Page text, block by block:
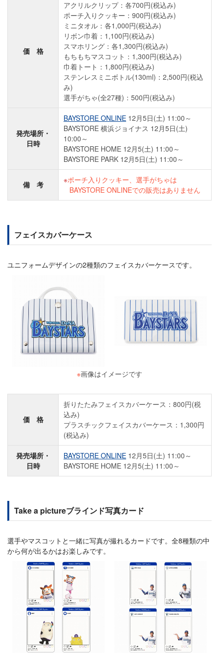
価 格
アクリルクリップ：各700円(税込み)
ポーチ入りクッキー：900円(税込み)
ミニタオル：各1,000円(税込み)
リボン巾着：1,100円(税込み)
スマホリング：各1,300円(税込み)
もちもちマスコット：1,300円(税込み)
巾着トート：1,800円(税込み)
ステンレスミニボトル(130ml)：2,500円(税込
み)
選手がちゃ(全27種)：500円(税込み)
発売場所・
日時
BAYSTORE ONLINE 12月5日(土) 11:00～
BAYSTORE 横浜ジョイナス 12月5日(土)
10:00～
BAYSTORE HOME 12月5(土) 11:00～
BAYSTORE PARK 12月5日(土) 11:00～
備 考
ポーチ入りクッキー、選手がちゃは
BAYSTORE ONLINEでの販売はありません
フェイスカバーケース
ユニフォームデザインの2種類のフェイスカバーケースです。
※画像はイメージです
価 格
折りたたみフェイスカバーケース：800円(税
込み)
プラスチックフェイスカバーケース：1,300円
(税込み)
発売場所・
日時
BAYSTORE ONLINE 12月5日(土) 11:00～
BAYSTORE HOME 12月5(土) 11:00～
Take a pictureブラインド写真カード
選手やマスコットと一緒に写真が撮れるカードです。全8種類の中
から何が出るかはお楽しみです。